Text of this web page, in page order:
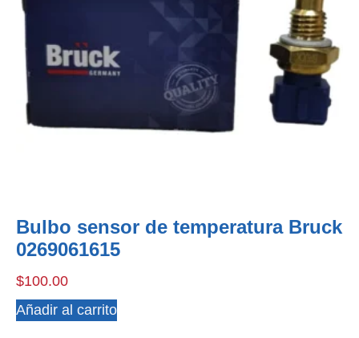
Bulbo sensor de temperatura Bruck
0269061615
$100.00
Añadir al carrito